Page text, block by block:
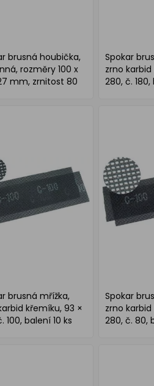
brusná houbička,
rozměry 100 x
mm, zrnitost 80
Spokar
zrno
280, č. 180,
brusná mřížka,
křemíku, 93 ×
100, balení 10 ks
Spokar
zrno
280, č. 80,